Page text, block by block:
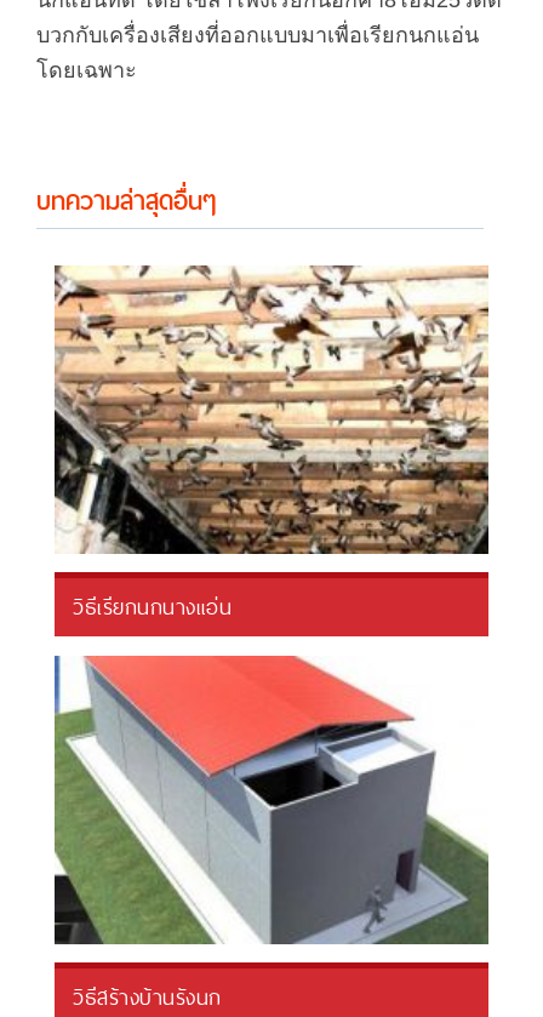
บวกกับเครื่องเสียงที่ออกแบบมาเพื่อเรียกนกแอ่น
โดยเฉพาะ
บทความล่าสุดอื่นๆ
วิธีเรียกนกนางแอ่น
วิธีสร้างบ้านรังนก